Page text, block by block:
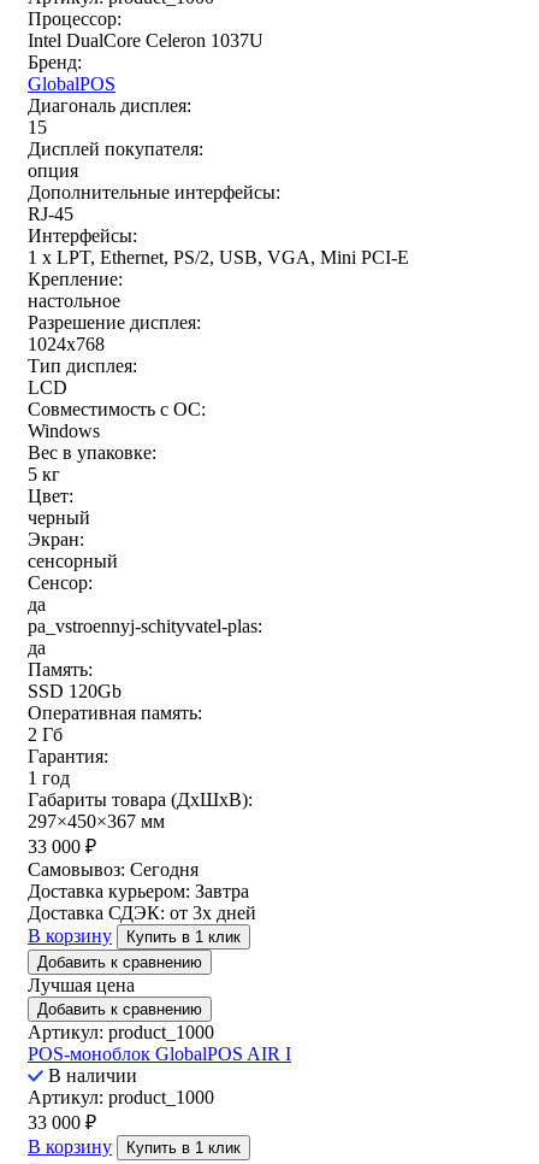
Процессор:
Intel DualCore Celeron 1037U
Бренд:
GlobalPOS
Диагональ дисплея:
15
Дисплей покупателя:
опция
Дополнительные интерфейсы:
RJ-45
Интерфейсы:
1 x LPT, Ethernet, PS/2, USB, VGA, Mini PCI-E
Крепление:
настольное
Разрешение дисплея:
1024x768
Тип дисплея:
LCD
Совместимость с ОС:
Windows
Вес в упаковке:
5 кг
Цвет:
черный
Экран:
сенсорный
Сенсор:
да
pa_vstroennyj-schityvatel-plas:
да
Память:
SSD 120Gb
Оперативная память:
2 Гб
Гарантия:
1 год
Габариты товара (ДxШxВ):
297×450×367 мм
33 000 ₽
Самовывоз: Сегодня
Доставка курьером: Завтра
Доставка СДЭК: от 3х дней
В корзину
Купить в 1 клик
Добавить к сравнению
Лучшая цена
Добавить к сравнению
Артикул: product_1000
POS-моноблок GlobalPOS AIR I
В наличии
Артикул: product_1000
33 000 ₽
В корзину
Купить в 1 клик